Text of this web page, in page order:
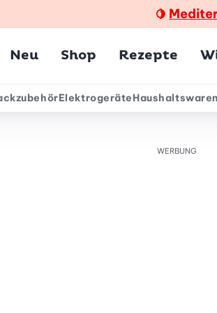
🍋
Neu Shop Rezepte
ElektrogeräteHaushaltswaren
WERBUNG